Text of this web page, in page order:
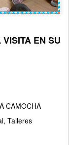
EN SU
CAMOCHA
Talleres